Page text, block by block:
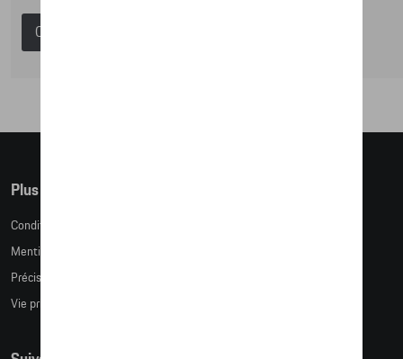
Catalogue Porsche
Plus d'informations
Conditions de vente
Mentions légales
Précision des tailles
Vie privée